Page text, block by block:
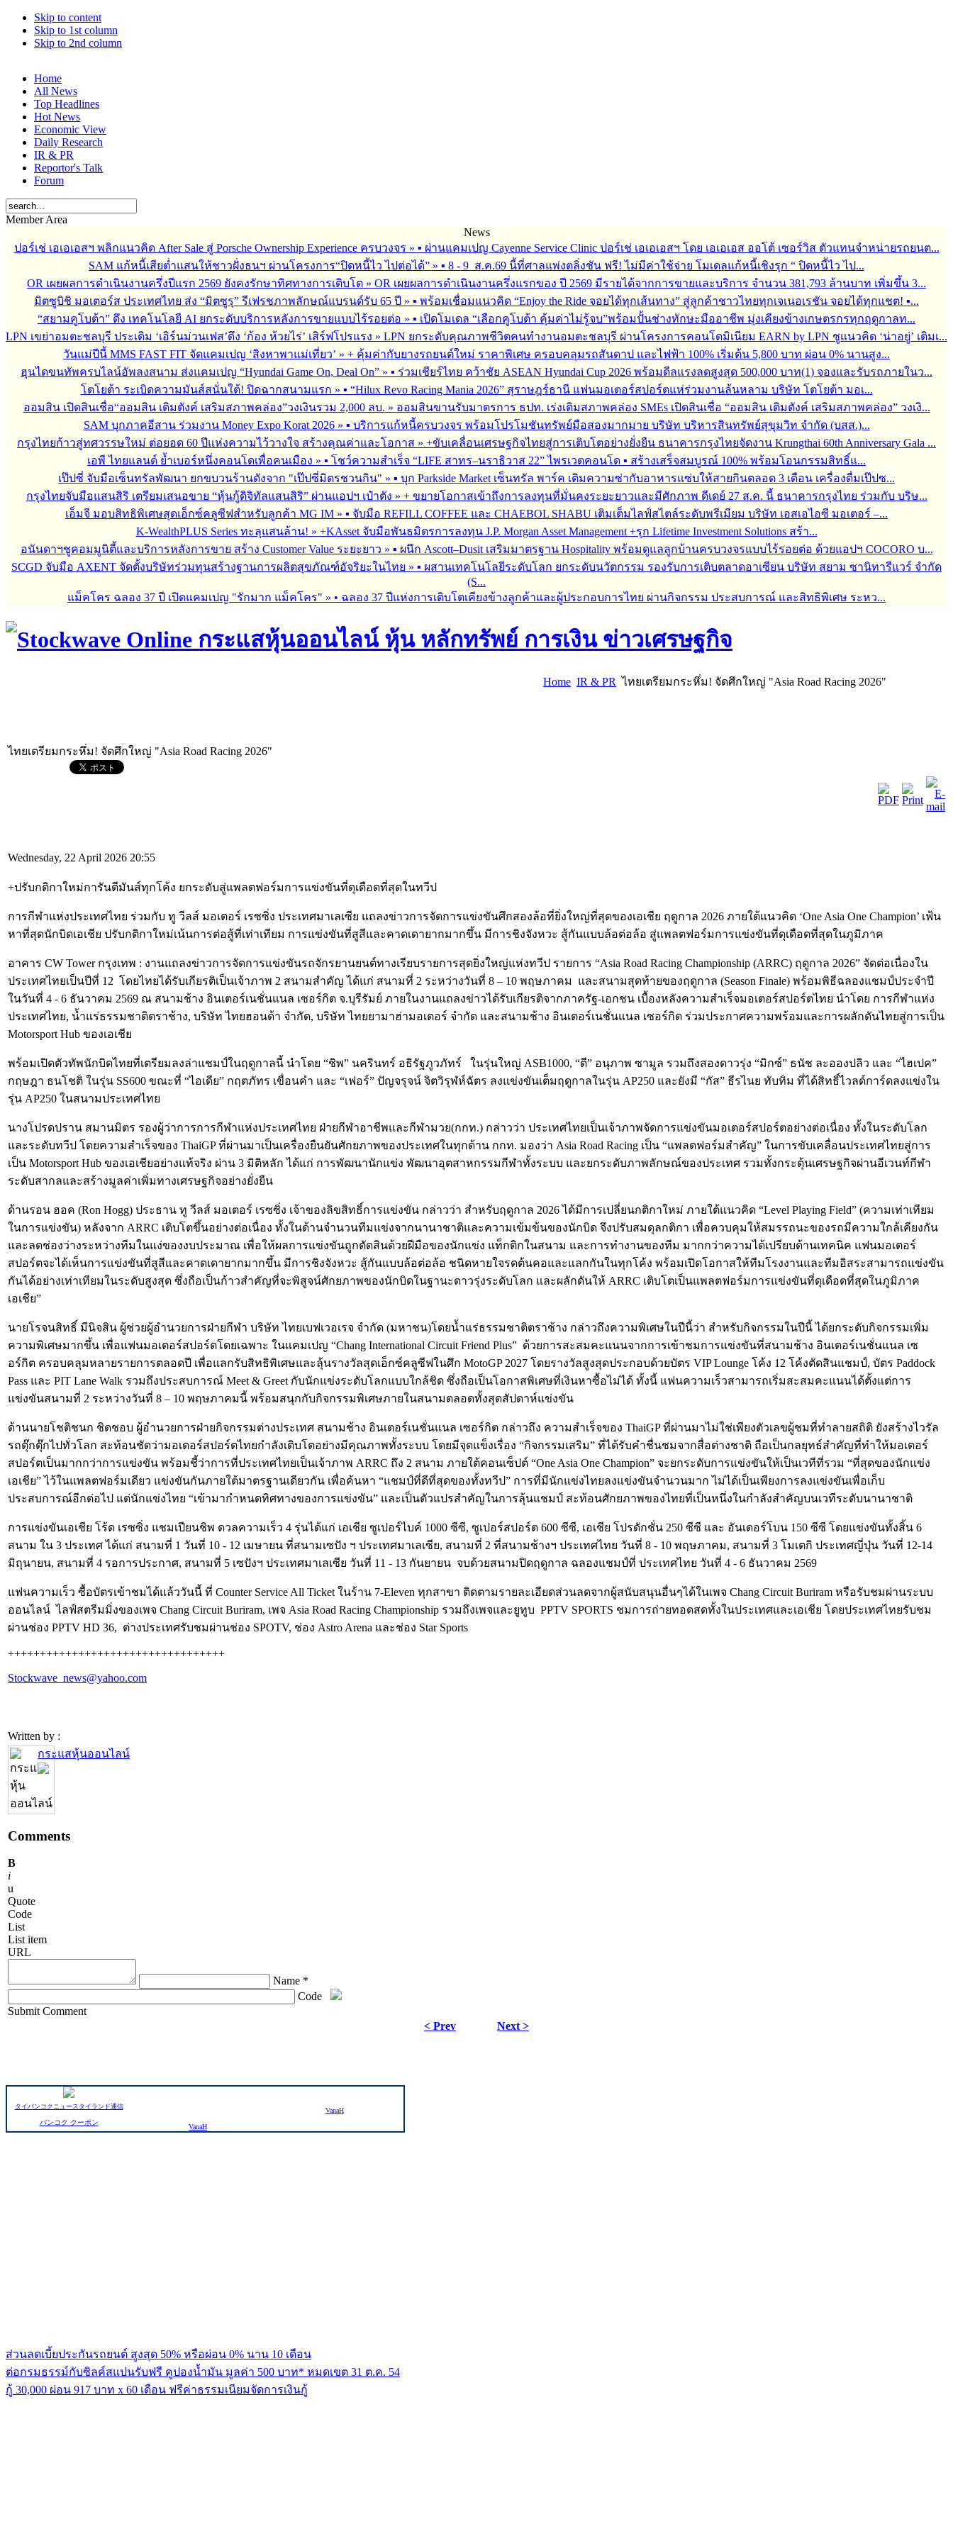
Skip to content
Skip to 1st column
Skip to 2nd column
Home
All News
Top Headlines
Hot News
Economic View
Daily Research
IR & PR
Reportor's Talk
Forum
Member Area
News
ปอร์เช่ เอเอเอสฯ พลิกแนวคิด After Sale สู่ Porsche Ownership Experience ครบวงจร » ▪︎ ผ่านแคมเปญ Cayenne Service Clinic ปอร์เช่ เอเอเอสฯ โดย เอเอเอส ออโต้ เซอร์วิส ตัวแทนจำหน่ายรถยนต...
SAM แก้หนี้เสียต่ำแสนให้ชาวฝั่งธนฯ ผ่านโครงการ“ปิดหนี้ไว ไปต่อได้” » ▪︎ 8 - 9 ส.ค.69 นี้ที่ศาลแพ่งตลิ่งชัน ฟรี! ไม่มีค่าใช้จ่าย โมเดลแก้หนี้เชิงรุก “ ปิดหนี้ไว ไป...
OR เผยผลการดำเนินงานครึ่งปีแรก 2569 ยังคงรักษาทิศทางการเติบโต » OR เผยผลการดำเนินงานครึ่งแรกของ ปี 2569 มีรายได้จากการขายและบริการ จำนวน 381,793 ล้านบาท เพิ่มขึ้น 3...
มิตซูบิชิ มอเตอร์ส ประเทศไทย ส่ง “มิตซูรุ” รีเฟรชภาพลักษณ์แบรนด์รับ 65 ปี » ▪︎ พร้อมเชื่อมแนวคิด “Enjoy the Ride จอยได้ทุกเส้นทาง” สู่ลูกค้าชาวไทยทุกเจเนอเรชัน จอยได้ทุกแชต! ▪...
“สยามคูโบต้า” ดึง เทคโนโลยี AI ยกระดับบริการหลังการขายแบบไร้รอยต่อ » ▪︎ เปิดโมเดล “เลือกคูโบต้า คุ้มค่าไม่รู้จบ”พร้อมปั้นช่างทักษะมืออาชีพ มุ่งเคียงข้างเกษตรกรทุกฤดูกาลท...
LPN เขย่าอมตะชลบุรี ประเดิม ‘เอิร์นม่วนเฟส’ดึง ‘ก้อง ห้วยไร่’ เสิร์ฟโปรแรง » LPN ยกระดับคุณภาพชีวิตคนทำงานอมตะชลบุรี ผ่านโครงการคอนโดมิเนียม EARN by LPN ชูแนวคิด ‘น่าอยู่’ เติมเ...
วันแม่ปีนี้ MMS FAST FIT จัดแคมเปญ ‘สิงหาพาแม่เที่ยว’ » + คุ้มค่ากับยางรถยนต์ใหม่ ราคาพิเศษ ครอบคลุมรถสันดาป และไฟฟ้า 100% เริ่มต้น 5,800 บาท ผ่อน 0% นานสูง...
ฮุนไดขนทัพครบไลน์อัพลงสนาม ส่งแคมเปญ “Hyundai Game On, Deal On” » ▪︎ ร่วมเชียร์ไทย คว้าชัย ASEAN Hyundai Cup 2026 พร้อมดีลแรงลดสูงสุด 500,000 บาท(1) จองและรับรถภายในว...
โตโยต้า ระเบิดความมันส์สนั่นใต้! ปิดฉากสนามแรก » ▪︎ “Hilux Revo Racing Mania 2026” สุราษฎร์ธานี แฟนมอเตอร์สปอร์ตแห่ร่วมงานล้นหลาม บริษัท โตโยต้า มอเ...
ออมสิน เปิดสินเชื่อ“ออมสิน เติมตังค์ เสริมสภาพคล่อง”วงเงินรวม 2,000 ลบ. » ออมสินขานรับมาตรการ ธปท. เร่งเติมสภาพคล่อง SMEs เปิดสินเชื่อ “ออมสิน เติมตังค์ เสริมสภาพคล่อง” วงเงิ...
SAM บุกภาคอีสาน ร่วมงาน Money Expo Korat 2026» ▪︎ บริการแก้หนี้ครบวงจร พร้อมโปรโมชันทรัพย์มือสองมากมาย บริษัท บริหารสินทรัพย์สุขุมวิท จำกัด (บสส.)...
กรุงไทยก้าวสู่ทศวรรษใหม่ ต่อยอด 60 ปีแห่งความไว้วางใจ สร้างคุณค่าและโอกาส » +ขับเคลื่อนเศรษฐกิจไทยสู่การเติบโตอย่างยั่งยืน ธนาคารกรุงไทยจัดงาน Krungthai 60th Anniversary Gala ...
เอพี ไทยแลนด์ ย้ำเบอร์หนึ่งคอนโดเพื่อคนเมือง » ▪︎ โชว์ความสำเร็จ “LIFE สาทร–นราธิวาส 22” ไพรเวตคอนโด ▪︎ สร้างเสร็จสมบูรณ์ 100% พร้อมโอนกรรมสิทธิ์แ...
เป๊ปซี่ จับมือเซ็นทรัลพัฒนา ยกขบวนร้านดังจาก "เป๊ปซี่มิตรชวนกิน" » ▪︎ บุก Parkside Market เซ็นทรัล พาร์ค เติมความซ่ากับอาหารแซ่บให้สายกินตลอด 3 เดือน เครื่องดื่มเป๊ปซ...
กรุงไทยจับมือแสนสิริ เตรียมเสนอขาย “หุ้นกู้ดิจิทัลแสนสิริ” ผ่านแอปฯ เป๋าตัง » + ขยายโอกาสเข้าถึงการลงทุนที่มั่นคงระยะยาวและมีศักภาพ ดีเดย์ 27 ส.ค. นี้ ธนาคารกรุงไทย ร่วมกับ บริษ...
เอ็มจี มอบสิทธิพิเศษสุดเอ็กซ์คลูซีฟสำหรับลูกค้า MG IM » ▪︎ จับมือ REFILL COFFEE และ CHAEBOL SHABU เติมเต็มไลฟ์สไตล์ระดับพรีเมียม บริษัท เอสเอไอซี มอเตอร์ –...
K-WealthPLUS Series ทะลุแสนล้าน! » +KAsset จับมือพันธมิตรการลงทุน J.P. Morgan Asset Management +รุก Lifetime Investment Solutions สร้า...
อนันดาฯชูคอมมูนิตี้และบริการหลังการขาย สร้าง Customer Value ระยะยาว » ▪︎ ผนึก Ascott–Dusit เสริมมาตรฐาน Hospitality พร้อมดูแลลูกบ้านครบวงจรแบบไร้รอยต่อ ด้วยแอปฯ COCORO บ...
SCGD จับมือ AXENT จัดตั้งบริษัทร่วมทุนสร้างฐานการผลิตสุขภัณฑ์อัจริยะในไทย » ▪︎ ผสานเทคโนโลยีระดับโลก ยกระดับนวัตกรรม รองรับการเติบตลาดอาเซียน บริษัท สยาม ซานิทารีแวร์ จำกัด
(S...
แม็คโคร ฉลอง 37 ปี เปิดแคมเปญ "รักมาก แม็คโคร" » • ฉลอง 37 ปีแห่งการเติบโตเคียงข้างลูกค้าและผู้ประกอบการไทย ผ่านกิจกรรม ประสบการณ์ และสิทธิพิเศษ ระหว...
Home IR & PR ไทยเตรียมกระหึ่ม! จัดศึกใหญ่ "Asia Road Racing 2026"
ไทยเตรียมกระหึ่ม! จัดศึกใหญ่ "Asia Road Racing 2026"
Wednesday, 22 April 2026 20:55
+ปรับกติกาใหม่การันตีมันส์ทุกโค้ง ยกระดับสู่แพลตฟอร์มการแข่งขันที่ดุเดือดที่สุดในทวีป
การกีฬาแห่งประเทศไทย ร่วมกับ ทู วีลส์ มอเตอร์ เรซซิ่ง ประเทศมาเลเซีย แถลงข่าวการจัดการแข่งขันศึกสองล้อที่ยิ่งใหญ่ที่สุดของเอเชีย ฤดูกาล 2026 ภายใต้แนวคิด ‘One Asia One Champion’ เฟ้น
หาที่สุดนักบิดเอเชีย ปรับกติกาใหม่เน้นการต่อสู้ที่เท่าเทียม การแข่งขันที่สูสีและคาดเดายากมากขึ้น มีการชิงจังหวะ สู้กันแบบล้อต่อล้อ สู่แพลตฟอร์มการแข่งขันที่ดุเดือดที่สุดในภูมิภาค
อาคาร CW Tower กรุงเทพ : งานแถลงข่าวการจัดการแข่งขันรถจักรยานยนต์ทางเรียบรายการสุดยิ่งใหญ่แห่งทวีป รายการ “Asia Road Racing Championship (ARRC) ฤดูกาล 2026” จัดต่อเนื่องใน
ประเทศไทยเป็นปีที่ 12 โดยไทยได้รับเกียรติเป็นเจ้าภาพ 2 สนามสำคัญ ได้แก่ สนามที่ 2 ระหว่างวันที่ 8 – 10 พฤษภาคม และสนามสุดท้ายของฤดูกาล (Season Finale) พร้อมพิธีฉลองแชมป์ประจำปี
ในวันที่ 4 - 6 ธันวาคม 2569 ณ สนามช้าง อินเตอร์เนชั่นแนล เซอร์กิต จ.บุรีรัมย์ ภายในงานแถลงข่าวได้รับเกียรติจากภาครัฐ-เอกชน เบื้องหลังความสำเร็จมอเตอร์สปอร์ตไทย นำโดย การกีฬาแห่ง
ประเทศไทย, น้ำแร่ธรรมชาติตราช้าง, บริษัท ไทยฮอนด้า จำกัด, บริษัท ไทยยามาฮ่ามอเตอร์ จำกัด และสนามช้าง อินเตอร์เนชั่นแนล เซอร์กิต ร่วมประกาศความพร้อมและการผลักดันไทยสู่การเป็น
Motorsport Hub ของเอเชีย
พร้อมเปิดตัวทัพนักบิดไทยที่เตรียมลงล่าแชมป์ในฤดูกาลนี้ นำโดย “ชิพ” นครินทร์ อธิรัฐภูวภัทร์ ในรุ่นใหญ่ ASB1000, “ตี” อนุภาพ ซามูล รวมถึงสองดาวรุ่ง “มิกซ์” ธนัช ละอองปลิว และ “ไฮเปค”
กฤษฎา ธนโชติ ในรุ่น SS600 ขณะที่ “ไอเดีย” กฤตภัทร เขื่อนคำ และ “เฟอร์” ปัญจรุจน์ จิตวิรุฬห์ฉัตร ลงแข่งขันเต็มฤดูกาลในรุ่น AP250 และยังมี “กัส” ธีรไนย ทับทิม ที่ได้สิทธิ์ไวลด์การ์ดลงแข่งใน
รุ่น AP250 ในสนามประเทศไทย
นางโปรดปราน สมานมิตร รองผู้ว่าการการกีฬาแห่งประเทศไทย ฝ่ายกีฬาอาชีพและกีฬามวย(กกท.) กล่าวว่า ประเทศไทยเป็นเจ้าภาพจัดการแข่งขันมอเตอร์สปอร์ตอย่างต่อเนื่อง ทั้งในระดับโลก
และระดับทวีป โดยความสำเร็จของ ThaiGP ที่ผ่านมาเป็นเครื่องยืนยันศักยภาพของประเทศในทุกด้าน กกท. มองว่า Asia Road Racing เป็น “แพลตฟอร์มสำคัญ” ในการขับเคลื่อนประเทศไทยสู่การ
เป็น Motorsport Hub ของเอเชียอย่างแท้จริง ผ่าน 3 มิติหลัก ได้แก่ การพัฒนานักแข่ง พัฒนาอุตสาหกรรมกีฬาทั้งระบบ และยกระดับภาพลักษณ์ของประเทศ รวมทั้งกระตุ้นเศรษฐกิจผ่านอีเวนท์กีฬา
ระดับสากลและสร้างมูลค่าเพิ่มทางเศรษฐกิจอย่างยั่งยืน
ด้านรอน ฮอค (Ron Hogg) ประธาน ทู วีลส์ มอเตอร์ เรซซิ่ง เจ้าของลิขสิทธิ์การแข่งขัน กล่าวว่า สำหรับฤดูกาล 2026 ได้มีการเปลี่ยนกติกาใหม่ ภายใต้แนวคิด “Level Playing Field” (ความเท่าเทียม
ในการแข่งขัน) หลังจาก ARRC เติบโตขึ้นอย่างต่อเนื่อง ทั้งในด้านจำนวนทีมแข่งจากนานาชาติและความเข้มข้นของนักบิด จึงปรับสมดุลกติกา เพื่อควบคุมให้สมรรถนะของรถมีความใกล้เคียงกัน
และลดช่องว่างระหว่างทีมในแง่ของงบประมาณ เพื่อให้ผลการแข่งขันถูกตัดสินด้วยฝีมือของนักแข่ง แท็กติกในสนาม และการทำงานของทีม มากกว่าความได้เปรียบด้านเทคนิค แฟนมอเตอร์
สปอร์ตจะได้เห็นการแข่งขันที่สูสีและคาดเดายากมากขึ้น มีการชิงจังหวะ สู้กันแบบล้อต่อล้อ ชนิดหายใจรดต้นคอและแลกกันในทุกโค้ง พร้อมเปิดโอกาสให้ทีมโรงงานและทีมอิสระสามารถแข่งขัน
กันได้อย่างเท่าเทียมในระดับสูงสุด ซึ่งถือเป็นก้าวสำคัญที่จะพิสูจน์ศักยภาพของนักบิดในฐานะดาวรุ่งระดับโลก และผลักดันให้ ARRC เติบโตเป็นแพลตฟอร์มการแข่งขันที่ดุเดือดที่สุดในภูมิภาค
เอเชีย”
นายโรจนสิทธิ์ มีนิจสิน ผู้ช่วยผู้อำนวยการฝ่ายกีฬา บริษัท ไทยเบฟเวอเรจ จำกัด (มหาชน)โดยน้ำแร่ธรรมชาติตราช้าง กล่าวถึงความพิเศษในปีนี้ว่า สำหรับกิจกรรมในปีนี้ ได้ยกระดับกิจกรรมเพิ่ม
ความพิเศษมากขึ้น เพื่อแฟนมอเตอร์สปอร์ตโดยเฉพาะ ในแคมเปญ “Chang International Circuit Friend Plus” ด้วยการสะสมคะแนนจากการเข้าชมการแข่งขันที่สนามช้าง อินเตอร์เนชั่นแนล เซ
อร์กิต ครอบคลุมหลายรายการตลอดปี เพื่อแลกรับสิทธิพิเศษและลุ้นรางวัลสุดเอ็กซ์คลูซีฟในศึก MotoGP 2027 โดยรางวัลสูงสุดประกอบด้วยบัตร VIP Lounge โค้ง 12 โค้งตัดสินแชมป์, บัตร Paddock
Pass และ PIT Lane Walk รวมถึงประสบการณ์ Meet & Greet กับนักแข่งระดับโลกแบบใกล้ชิด ซึ่งถือเป็นโอกาสพิเศษที่เงินหาซื้อไม่ได้ ทั้งนี้ แฟนความเร็วสามารถเริ่มสะสมคะแนนได้ตั้งแต่การ
แข่งขันสนามที่ 2 ระหว่างวันที่ 8 – 10 พฤษภาคมนี้ พร้อมสนุกกับกิจกรรมพิเศษภายในสนามตลอดทั้งสุดสัปดาห์แข่งขัน
ด้านนายโชติชนก ชิดชอบ ผู้อำนวยการฝ่ายกิจกรรมต่างประเทศ สนามช้าง อินเตอร์เนชั่นแนล เซอร์กิต กล่าวถึง ความสำเร็จของ ThaiGP ที่ผ่านมาไม่ใช่เพียงตัวเลขผู้ชมที่ทำลายสถิติ ยังสร้างไวรัล
รถตุ๊กตุ๊กไปทั่วโลก สะท้อนชัดว่ามอเตอร์สปอร์ตไทยกำลังเติบโตอย่างมีคุณภาพทั้งระบบ โดยมีจุดแข็งเรื่อง “กิจกรรมเสริม” ที่ได้รับคำชื่นชมจากสื่อต่างชาติ ถือเป็นกลยุทธ์สำคัญที่ทำให้มอเตอร์
สปอร์ตเป็นมากกว่าการแข่งขัน พร้อมชี้ว่าการที่ประเทศไทยเป็นเจ้าภาพ ARRC ถึง 2 สนาม ภายใต้คอนเซ็ปต์ “One Asia One Champion” จะยกระดับการแข่งขันให้เป็นเวทีที่รวม “ที่สุดของนักแข่ง
เอเชีย” ไว้ในแพลตฟอร์มเดียว แข่งขันกันภายใต้มาตรฐานเดียวกัน เพื่อค้นหา “แชมป์ที่ดีที่สุดของทั้งทวีป” การที่มีนักแข่งไทยลงแข่งขันจำนวนมาก ไม่ได้เป็นเพียงการลงแข่งขันเพื่อเก็บ
ประสบการณ์อีกต่อไป แต่นักแข่งไทย “เข้ามากำหนดทิศทางของการแข่งขัน” และเป็นตัวแปรสำคัญในการลุ้นแชมป์ สะท้อนศักยภาพของไทยที่เป็นหนึ่งในกำลังสำคัญบนเวทีระดับนานาชาติ
การแข่งขันเอเชีย โร้ด เรซซิ่ง แชมเปียนชิพ ดวลความเร็ว 4 รุ่นได้แก่ เอเชีย ซูเปอร์ไบค์ 1000 ซีซี, ซูเปอร์สปอร์ต 600 ซีซี, เอเชีย โปรดักชั่น 250 ซีซี และ อันเดอร์โบน 150 ซีซี โดยแข่งขันทั้งสิ้น 6
สนาม ใน 3 ประเทศ ได้แก่ สนามที่ 1 วันที่ 10 - 12 เมษายน ที่สนามเซปัง ฯ ประเทศมาเลเซีย, สนามที่ 2 ที่สนามช้างฯ ประเทศไทย วันที่ 8 - 10 พฤษภาคม, สนามที่ 3 โมเตกิ ประเทศญี่ปุ่น วันที่ 12-14
มิถุนายน, สนามที่ 4 รอการประกาศ, สนามที่ 5 เซปังฯ ประเทศมาเลเซีย วันที่ 11 - 13 กันยายน จบด้วยสนามปิดฤดูกาล ฉลองแชมป์ที่ ประเทศไทย วันที่ 4 - 6 ธันวาคม 2569
แฟนความเร็ว ซื้อบัตรเข้าชมได้แล้ววันนี้ ที่ Counter Service All Ticket ในร้าน 7-Eleven ทุกสาขา ติดตามรายละเอียดส่วนลดจากผู้สนับสนุนอื่นๆได้ในเพจ Chang Circuit Buriram หรือรับชมผ่านระบบ
ออนไลน์ ไลฟ์สตรีมมิ่งของเพจ Chang Circuit Buriram, เพจ Asia Road Racing Championship รวมถึงเพจและยูทูบ PPTV SPORTS ชมการถ่ายทอดสดทั้งในประเทศและเอเชีย โดยประเทศไทยรับชม
ผ่านช่อง PPTV HD 36, ต่างประเทศรับชมผ่านช่อง SPOTV, ช่อง Astro Arena และช่อง Star Sports
++++++++++++++++++++++++++++++++++
Stockwave_news@yahoo.com
Written by :
กระแสหุ้นออนไลน์
Comments
B
i
u
Quote
Code
List
List item
URL
Name *
Code
Submit Comment
< Prev
Next >
タイバンコクニュースタイランド通信
VanaH
バンコク クーポン
VanaH
ส่วนลดเบี้ยประกันรถยนต์ สูงสุด 50% หรือผ่อน 0% นาน 10 เดือน
ต่อกรมธรรม์กับซิลค์สแปนรับฟรี คูปองน้ำมัน มูลค่า 500 บาท* หมดเขต 31 ต.ค. 54
กู้ 30,000 ผ่อน 917 บาท x 60 เดือน ฟรีค่าธรรมเนียมจัดการเงินกู้